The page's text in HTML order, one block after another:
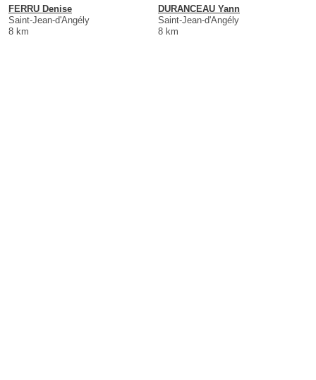
FERRU Denise
Saint-Jean-d'Angély
8 km
DURANCEAU Yann
Saint-Jean-d'Angély
8 km